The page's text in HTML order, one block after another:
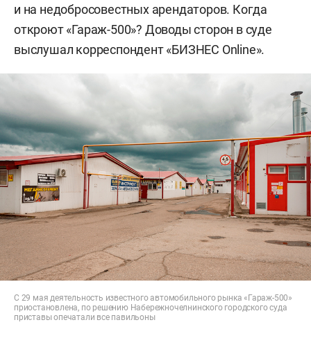
и на недобросовестных арендаторов. Когда
откроют «Гараж-500»? Доводы сторон в суде
выслушал корреспондент «БИЗНЕС Online».
С 29 мая деятельность известного автомобильного рынка «Гараж-500»
приостановлена, по решению Набережночелнинского городского суда
приставы опечатали все павильоны